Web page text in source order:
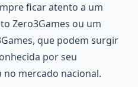
ficar atento a um
Zero3Games ou um
que podem surgir
por seu
mercado nacional.